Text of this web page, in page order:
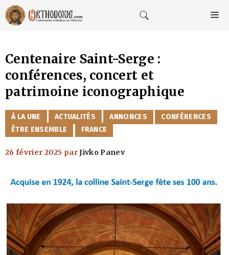
Aller
au
contenu
Centenaire Saint-Serge :
conférences, concert et
patrimoine iconographique
CATÉGORIES
À LA UNE ACTUALITÉS ANNONCES
CONFÉRENCES
ÊTRE ENSEMBLE
FRANCE
26 février 2025 parJivko Panev